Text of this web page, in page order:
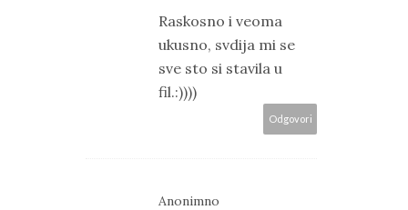
Raskosno i veoma
ukusno, svdija mi se
sve sto si stavila u
fil.:))))
Odgovori
Anonimno